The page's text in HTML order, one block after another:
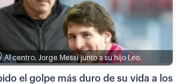
Al centro, Jorge Messi junto a su hijo Leo.
el golpe más duro de su vida a los